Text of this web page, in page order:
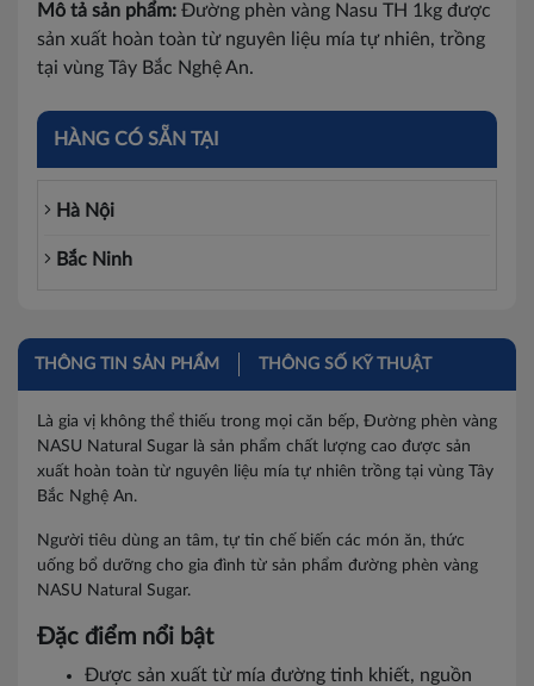
Mô tả sản phẩm: Đường phèn vàng Nasu TH 1kg được
sản xuất hoàn toàn từ nguyên liệu mía tự nhiên, trồng
tại vùng Tây Bắc Nghệ An.
HÀNG CÓ SẴN TẠI
Hà Nội
Bắc Ninh
THÔNG TIN SẢN PHẨM THÔNG SỐ KỸ THUẬT
Là gia vị không thể thiếu trong mọi căn bếp, Đường phèn vàng
NASU Natural Sugar là sản phẩm chất lượng cao được sản
xuất hoàn toàn từ nguyên liệu mía tự nhiên trồng tại vùng Tây
Bắc Nghệ An.
Người tiêu dùng an tâm, tự tin chế biến các món ăn, thức
uống bổ dưỡng cho gia đình từ sản phẩm đường phèn vàng
NASU Natural Sugar.
Đặc điểm nổi bật
Được sản xuất từ mía đường tinh khiết, nguồn